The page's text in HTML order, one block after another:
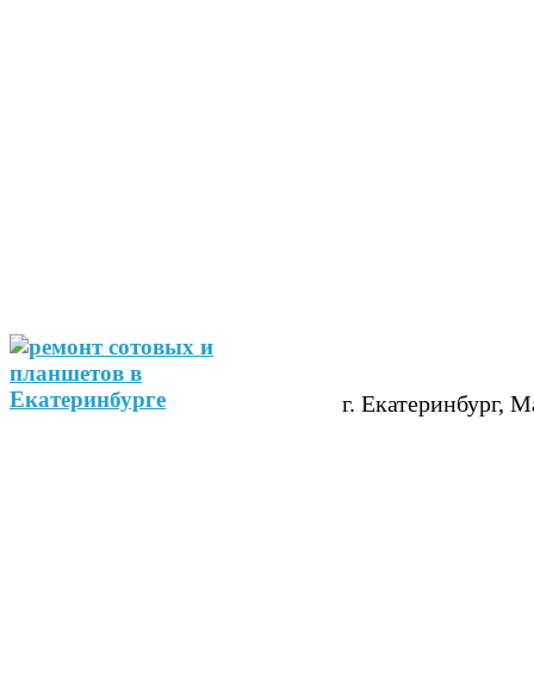
г. Екатеринбург,